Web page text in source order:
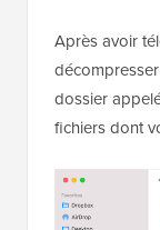
Après avoir
dossier
fichiers dont